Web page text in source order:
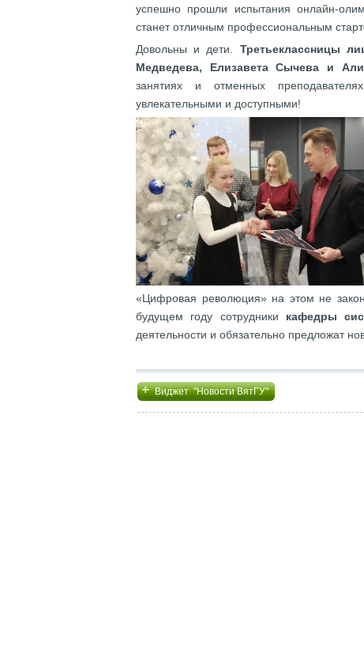
успешно прошли испытания онлайн-
станет отличным профессиональным
Довольны и дети. Третьеклассницы
Медведева, Елизавета Сычева и
занятиях и отменных
увлекательными и доступными!
«Цифровая революция» на этом не
будущем году сотрудники кафедры
деятельности и обязательно предложат
+Виджет "Новости ВятГУ"